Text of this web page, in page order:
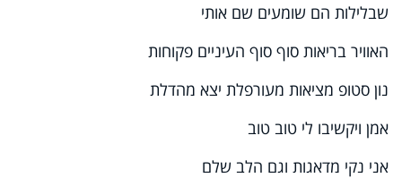
שבלילות הם שומעים שם אותי
האוויר בריאות סוף סוף העיניים פקוחות
נון סטופ מציאות מעורפלת יצא מהדלת
אמן ויקשיבו לי טוב טוב
אני נקי מדאגות וגם הלב שלם